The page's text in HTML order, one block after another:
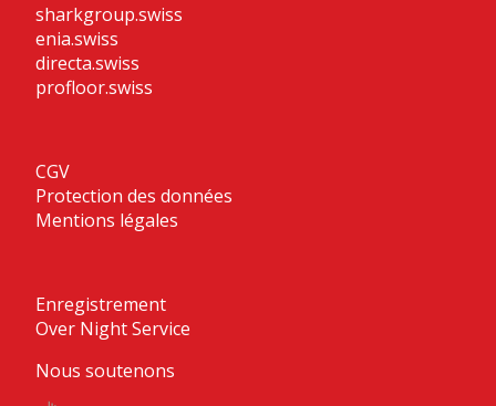
sharkgroup.swiss
enia.swiss
directa.swiss
profloor.swiss
CGV
Protection des données
Mentions légales
Enregistrement
Over Night Service
Nous soutenons